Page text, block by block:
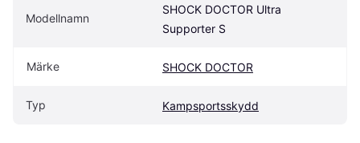
Modellnamn
SHOCK DOCTOR Ultra
Supporter S
Märke SHOCK DOCTOR
Typ Kampsportsskydd